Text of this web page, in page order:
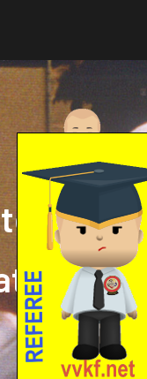
en
El karate en internet